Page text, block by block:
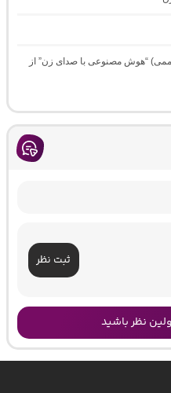
“هوش مصنوعی با صدای زن” از
ثبت نظر
نظر باشید